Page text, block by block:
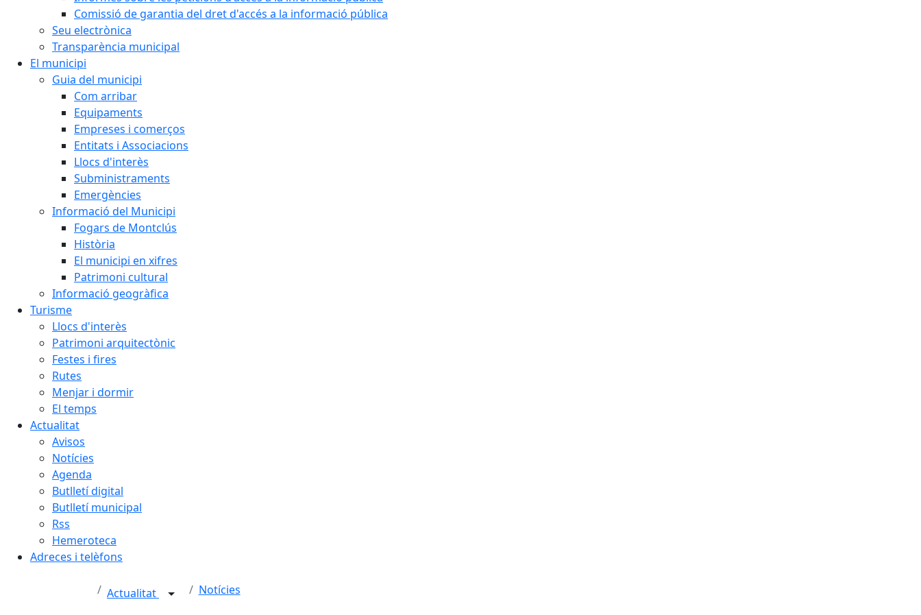
Comissió de garantia del dret d'accés a la informació pública
Seu electrònica
Transparència municipal
El municipi
Guia del municipi
Com arribar
Equipaments
Empreses i comerços
Entitats i Associacions
Llocs d'interès
Subministraments
Emergències
Informació del Municipi
Fogars de Montclús
Història
El municipi en xifres
Patrimoni cultural
Informació geogràfica
Turisme
Llocs d'interès
Patrimoni arquitectònic
Festes i fires
Rutes
Menjar i dormir
El temps
Actualitat
Avisos
Notícies
Agenda
Butlletí digital
Butlletí municipal
Rss
Hemeroteca
Adreces i telèfons
Actualitat Notícies